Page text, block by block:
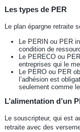
Les types de PER
Le plan épargne retraite
Le PERIN ou PER
condition de
Le PERECO ou
entreprises qui le
Le PERO ou PER
l’adhésion est
seulement comme
L’alimentation d’un
Le souscripteur, qui est
retraite avec des